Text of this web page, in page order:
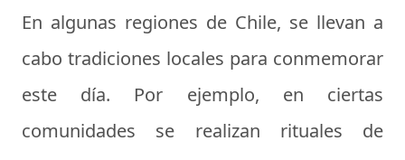
En algunas regiones de Chile, se llevan a
cabo tradiciones locales para conmemorar
este día. Por ejemplo, en ciertas
comunidades se realizan rituales de